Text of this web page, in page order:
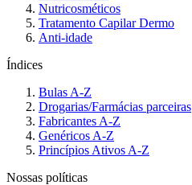
Nutricosméticos
Tratamento Capilar Dermo
Anti-idade
Índices
Bulas A-Z
Drogarias/Farmácias parceiras
Fabricantes A-Z
Genéricos A-Z
Princípios Ativos A-Z
Nossas políticas